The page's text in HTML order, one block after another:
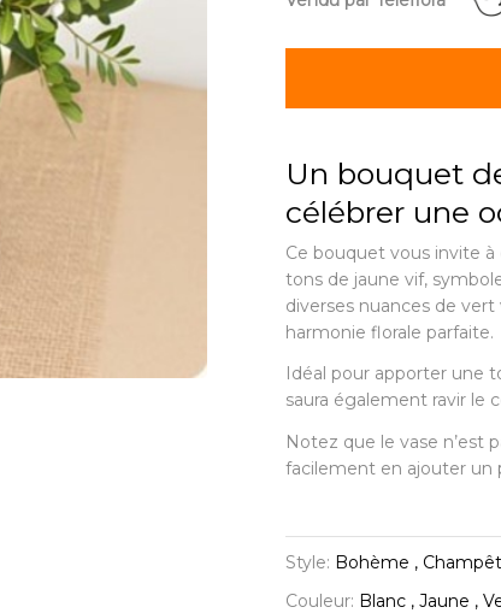
Un bouquet
célébrer une
Ce bouquet vous invite
tons de jaune vif,
diverses nuances de
harmonie florale parfaite.
Idéal pour apporter une
saura également ravir le
Notez que le vase n’est
facilement en ajouter un
Style: Bohème ,
Couleur: Blanc , Jaune ,